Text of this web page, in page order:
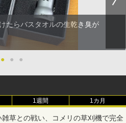
たらバスタオルの生乾き臭が
● ● ●
1週間 1カ月
雑草との戦い、コメリの草刈機で完全